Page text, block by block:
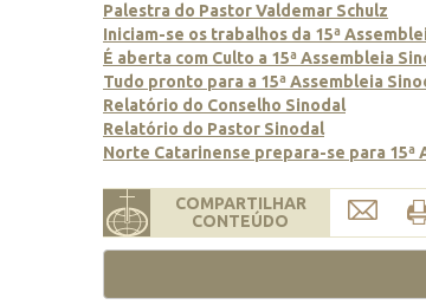
Palestra do Pastor Valdemar Schulz
Iniciam-se os trabalhos da 15ª
É aberta com Culto a 15ª Assembleia
Tudo pronto para a 15ª Assembleia
Relatório do Conselho Sinodal
Relatório do Pastor Sinodal
Norte Catarinense prepara-se para 15ª
COMPARTILHAR
CONTEÚDO